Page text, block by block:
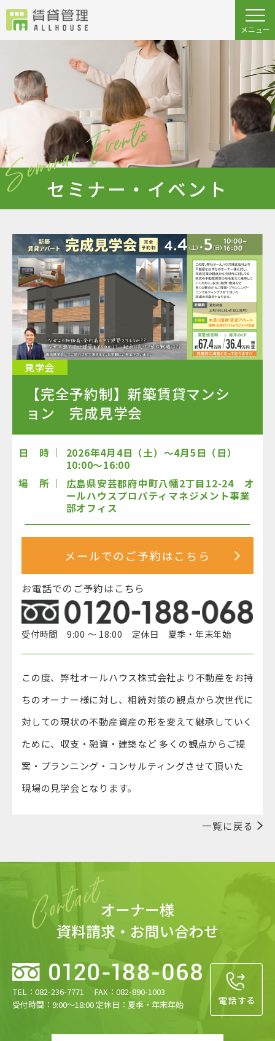
セミナー・イベント
見学会
【完全予約制】新築賃貸マンシ
ョン 完成見学会
日 時
2026年4月4日（土）〜4月5日（日）
10:00〜16:00
場 所
広島県安芸郡府中町八幡2丁目12-24 オ
ールハウスプロパティマネジメント事業
部オフィス
メールでのご予約はこちら
お電話でのご予約はこちら
受付時間 9:00 ～ 18:00 定休日 夏季・年末年始
この度、弊社オールハウス株式会社より不動産をお持
ちのオーナー様に対し、相続対策の観点から次世代に
対しての現状の不動産資産の形を変えて継承していく
ために、収支・融資・建築など 多くの観点からご提
案・プランニング・コンサルティングさせて頂いた
現場の見学会となります。
一覧に戻る
オーナー様
資料請求・お問い合わせ
TEL：082-236-7771 FAX：082-890-1003
受付時間：9:00〜18:00 定休日：夏季・年末年始